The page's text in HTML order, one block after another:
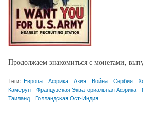
Продолжаем знакомиться с монетами,
Теги: Европа Африка Азия Война Сербия
Камерун
Французская Экваториальная Африка
Таиланд
Голландская Ост-Индия